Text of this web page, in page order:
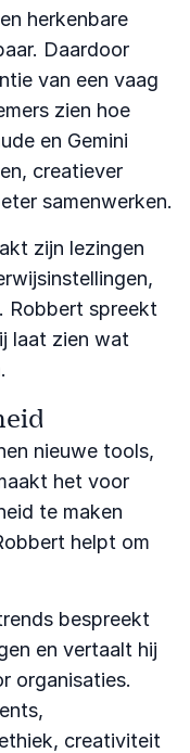
herkenbare
Daardoor
van een vaag
zien hoe
en Gemini
creatiever
samenwerken.
zijn lezingen
Robbert spreekt
laat zien wat
nieuwe tools,
het voor
te maken
helpt om
bespreekt
en vertaalt hij
organisaties.
creativiteit